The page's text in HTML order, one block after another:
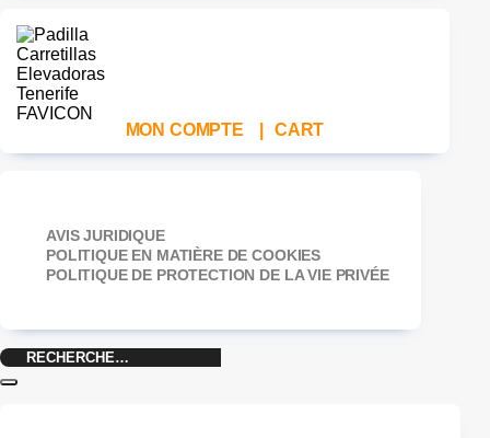
MON COMPTE CART
AVIS JURIDIQUE
POLITIQUE EN MATIÈRE DE COOKIES
POLITIQUE DE PROTECTION DE LA VIE PRIVÉE
Recherche
pour :